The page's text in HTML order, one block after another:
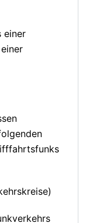
einer